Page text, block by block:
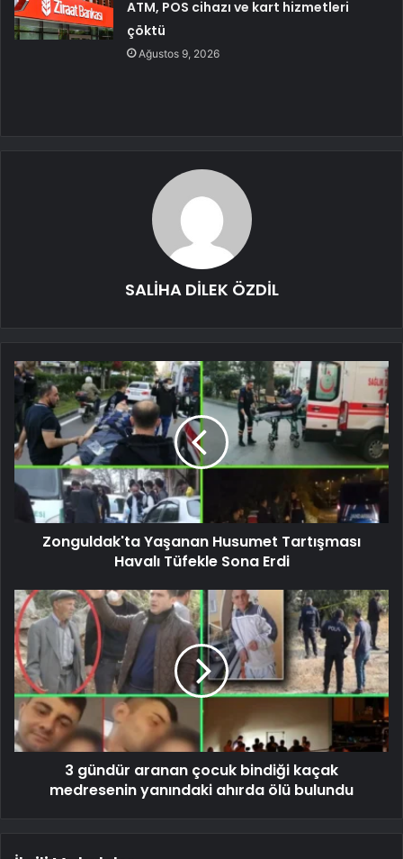
ATM, POS cihazı ve kart hizmetleri
çöktü
Ağustos 9, 2026
SALİHA DİLEK ÖZDİL
Zonguldak'ta Yaşanan Husumet Tartışması
Havalı Tüfekle Sona Erdi
3 gündür aranan çocuk bindiği kaçak
medresenin yanındaki ahırda ölü bulundu